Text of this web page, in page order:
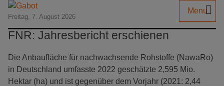
Freitag, 7. August 2026
Menu
FNR: Jahresbericht erschienen
Die Anbaufläche für nachwachsende Rohstoffe (NawaRo)
in Deutschland umfasste 2022 geschätzte 2,595 Mio.
Hektar (ha) und ist gegenüber dem Vorjahr (2021: 2,44